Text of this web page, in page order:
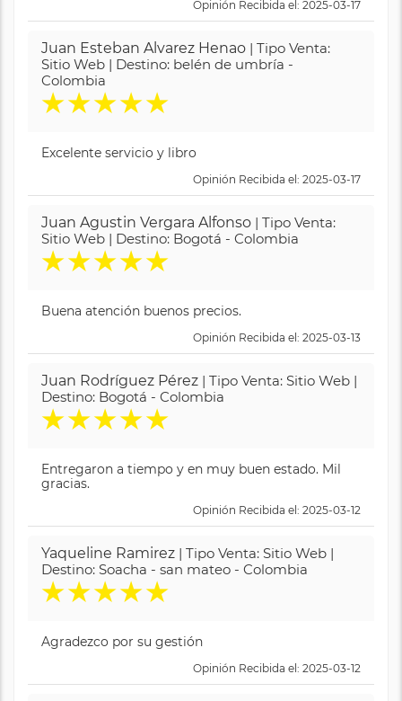
Opinión Recibida el: 2025-03-17
Juan Esteban Alvarez Henao | Tipo Venta:
Sitio Web | Destino: belén de umbría -
Colombia
★★★★★
Excelente servicio y libro
Opinión Recibida el: 2025-03-17
Juan Agustin Vergara Alfonso | Tipo Venta:
Sitio Web | Destino: Bogotá - Colombia
★★★★★
Buena atención buenos precios.
Opinión Recibida el: 2025-03-13
Juan Rodríguez Pérez | Tipo Venta: Sitio Web |
Destino: Bogotá - Colombia
★★★★★
Entregaron a tiempo y en muy buen estado. Mil
gracias.
Opinión Recibida el: 2025-03-12
Yaqueline Ramirez | Tipo Venta: Sitio Web |
Destino: Soacha - san mateo - Colombia
★★★★★
Agradezco por su gestión
Opinión Recibida el: 2025-03-12